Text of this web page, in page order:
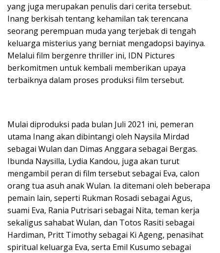
yang juga merupakan penulis dari cerita tersebut.
Inang berkisah tentang kehamilan tak terencana
seorang perempuan muda yang terjebak di tengah
keluarga misterius yang berniat mengadopsi bayinya.
Melalui film bergenre thriller ini, IDN Pictures
berkomitmen untuk kembali memberikan upaya
terbaiknya dalam proses produksi film tersebut.
Mulai diproduksi pada bulan Juli 2021 ini, pemeran
utama Inang akan dibintangi oleh Naysila Mirdad
sebagai Wulan dan Dimas Anggara sebagai Bergas.
Ibunda Naysilla, Lydia Kandou, juga akan turut
mengambil peran di film tersebut sebagai Eva, calon
orang tua asuh anak Wulan. Ia ditemani oleh beberapa
pemain lain, seperti Rukman Rosadi sebagai Agus,
suami Eva, Rania Putrisari sebagai Nita, teman kerja
sekaligus sahabat Wulan, dan Totos Rasiti sebagai
Hardiman, Pritt Timothy sebagai Ki Ageng, penasihat
spiritual keluarga Eva, serta Emil Kusumo sebagai